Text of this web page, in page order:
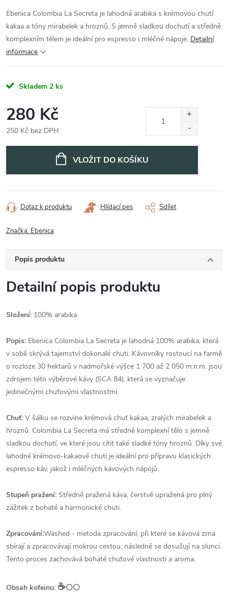
Ebenica Colombia La Secreta je lahodná arabika s krémovou chutí
kakaa a tóny mirabelek a hroznů. S jemně sladkou dochutí a středně
komplexním tělem je ideální pro espresso i mléčné nápoje. Detailní
informace
Skladem 2 ks
280 Kč
250 Kč bez DPH
VLOŽIT DO KOŠÍKU
Dotaz k produktu Hlídací pes Sdílet
Značka: Ebenica
Popis produktu
Detailní popis produktu
Složení: 100% arabika
Popis: Ebenica Colombia La Secreta je lahodná 100% arabika, která
v sobě skrývá tajemství dokonalé chuti. Kávovníky rostoucí na farmě
o rozloze 30 hektarů v nadmořské výšce 1 700 až 2 050 m.n.m. jsou
zdrojem této výběrové kávy (SCA 84), která se vyznačuje
jedinečnými chuťovými vlastnostmi.
Chuť: V šálku se rozvine krémová chuť kakaa, zralých mirabelek a
hroznů. Colombia La Secreta má středně komplexní tělo s jemně
sladkou dochutí, ve které jsou cítit také sladké tóny hroznů. Díky své
lahodné krémovo-kakaové chuti je ideální pro přípravu klasických
espresso káv, jakož i mléčných kávových nápojů.
Stupeň pražení: Středně pražená káva, čerstvě upražená pro plný
zážitek z bohaté a harmonické chuti.
Zpracování:Washed - metoda zpracování, při které se kávová zrna
sbírají a zpracovávají mokrou cestou, následně se dosušují na slunci.
Tento proces zachovává bohaté chuťové vlastnosti a aroma.
Obsah kofeinu: ☕️⚪⚪